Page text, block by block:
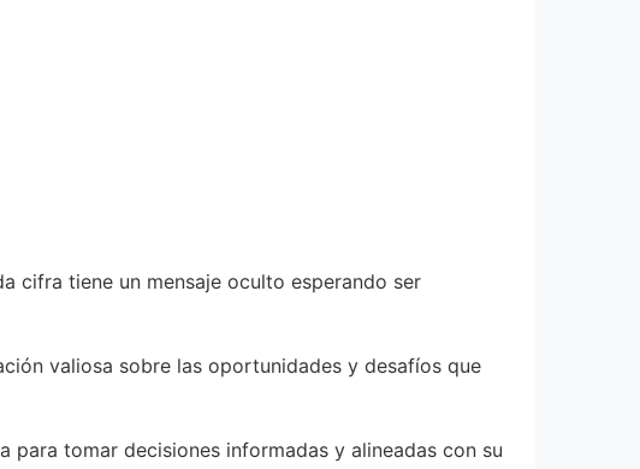
cifra tiene un mensaje oculto esperando ser
valiosa sobre las oportunidades y desafíos que
para tomar decisiones informadas y alineadas con su